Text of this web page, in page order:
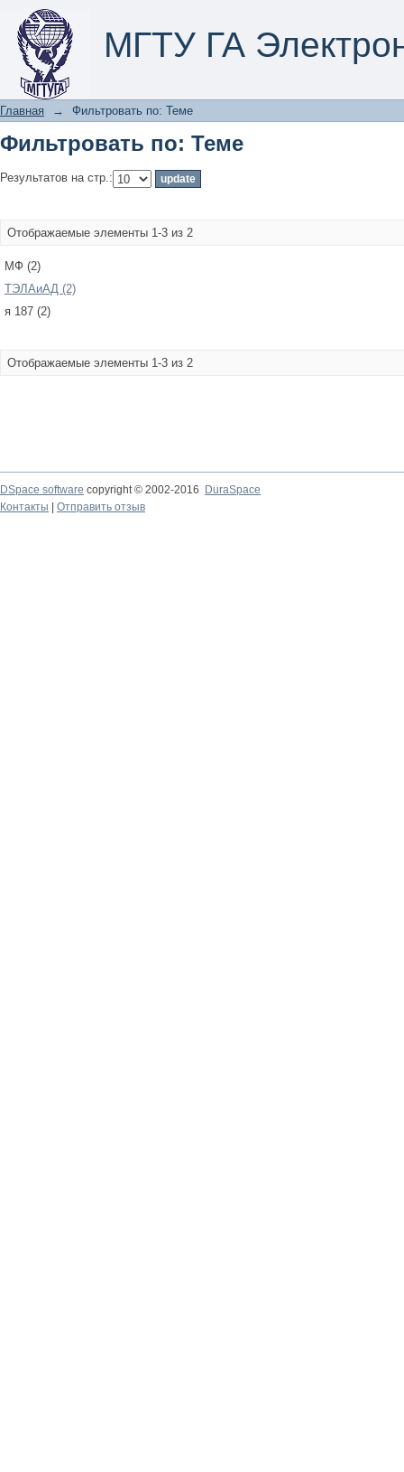
МГТУ ГА
Фильтровать по: Теме
Главная → Фильтровать по: Теме
Фильтровать по: Теме
Результатов на стр.:
Отображаемые элементы 1-3 из 2
МФ (2)
ТЭЛАиАД (2)
я 187 (2)
Отображаемые элементы 1-3 из 2
DSpace software copyright © 2002-2016
DuraSpace
Контакты
Отправить отзыв